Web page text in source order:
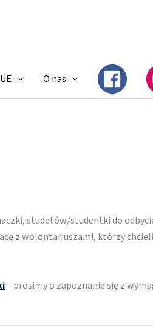
O nas
studetów/studentki do
z wolontariuszami, którzy
– prosimy o zapoznanie się z